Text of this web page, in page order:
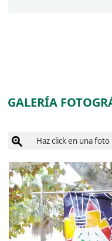
GALERÍA
Haz click en una